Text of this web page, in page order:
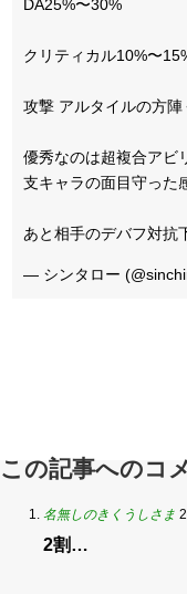
DA25%〜30%
クリティカル10%〜
攻撃 アルタイルの方陣
優秀なのは超複合アビ
支キャラの面目守った
あと相手のデバフ対抗
— シンタロー
この記事へのコ
名無しのきくうしさま
2割…